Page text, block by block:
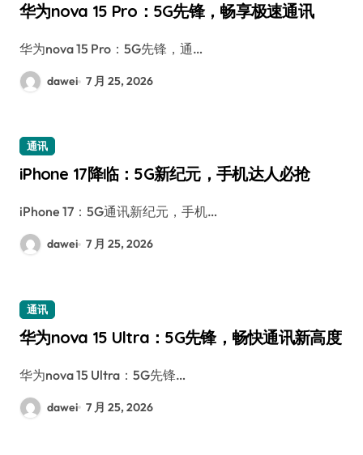
华为nova 15 Pro：5G先锋，畅享极速通讯
华为nova 15 Pro：5G先锋，通…
dawei 7 月 25, 2026
通讯
iPhone 17降临：5G新纪元，手机达人必抢
iPhone 17：5G通讯新纪元，手机…
dawei 7 月 25, 2026
通讯
华为nova 15 Ultra：5G先锋，畅快通讯新高度
华为nova 15 Ultra：5G先锋…
dawei 7 月 25, 2026